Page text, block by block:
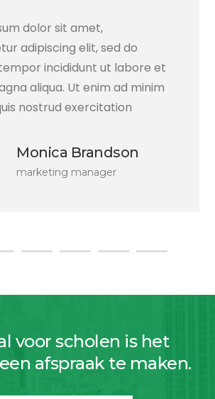
dolor sit amet,
adipiscing elit, sed do
incididunt ut labore et
aliqua. Ut enim ad minim
nostrud exercitation
Monica Brandson
marketing manager
voor scholen is het
afspraak te maken.